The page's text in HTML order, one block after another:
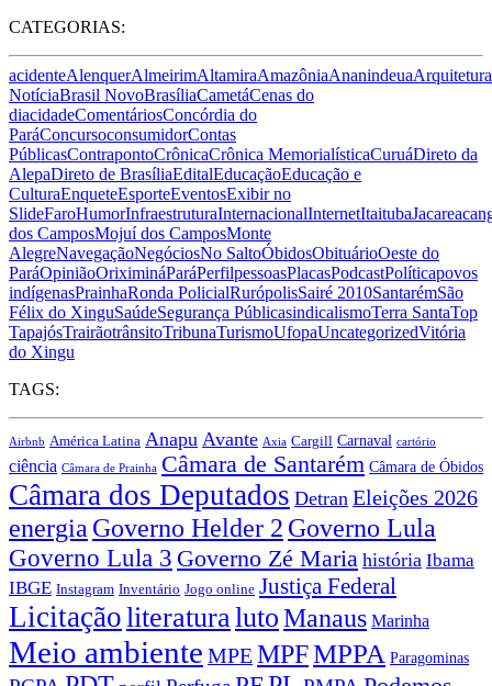
CATEGORIAS:
acidenteAlenquerAlmeirimAltamiraAmazôniaAnanindeuaArquitetura
NotíciaBrasil NovoBrasíliaCametáCenas do
diacidadeComentáriosConcórdia do
ParáConcursoconsumidorContas
PúblicasContrapontoCrônicaCrônica MemorialísticaCuruáDireto da
AlepaDireto de BrasíliaEditalEducaçãoEducação e
CulturaEnqueteEsporteEventosExibir no
SlideFaroHumorInfraestruturaInternacionalInternetItaituba
dos CamposMojuí dos CamposMonte
AlegreNavegaçãoNegóciosNo SaltoÓbidosObituárioOeste do
ParáOpiniãoOriximináParáPerfilpessoasPlacasPodcastPolíticapovos
indígenasPrainhaRonda PolicialRurópolisSairé 2010SantarémSão
Félix do XinguSaúdeSegurança PúblicasindicalismoTerra SantaTop
TapajósTrairãotrânsitoTribunaTurismoUfopaUncategorizedVitória
do Xingu
TAGS:
Airbnb América Latina Anapu Avante Axia Cargill Carnaval cartório
ciência Câmara de Prainha Câmara de Santarém Câmara de Óbidos
Câmara dos Deputados Detran Eleições 2026
energia Governo Helder 2 Governo Lula
Governo Lula 3 Governo Zé Maria história Ibama
IBGE Instagram Inventário Jogo online Justiça Federal
Licitaçãoliteratura lutoManaus Marinha
Meio ambiente MPEMPFMPPA Paragominas